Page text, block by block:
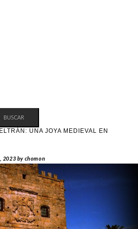
UNA JOYA MEDIEVAL EN
2023 by chomon